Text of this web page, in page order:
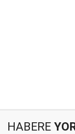
HABERE